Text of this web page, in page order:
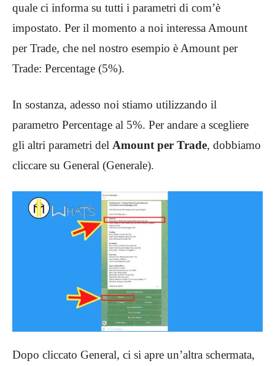
quale ci informa su tutti i parametri di com’è
impostato. Per il momento a noi interessa Amount
per Trade, che nel nostro esempio è Amount per
Trade: Percentage (5%).
In sostanza, adesso noi stiamo utilizzando il
parametro Percentage al 5%. Per andare a scegliere
gli altri parametri del Amount per Trade, dobbiamo
cliccare su General (Generale).
Dopo cliccato General, ci si apre un’altra schermata,